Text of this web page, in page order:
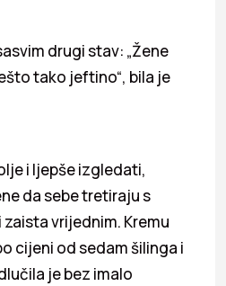
drugi stav: „Žene
tako jeftino“, bila je
i ljepše izgledati,
da sebe tretiraju s
vrijednim. Kremu
cijeni od sedam šilinga i
je bez imalo